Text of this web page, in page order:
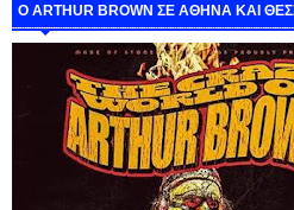
O ARTHUR BROWN ΣΕ ΑΘΗΝΑ ΚΑΙ